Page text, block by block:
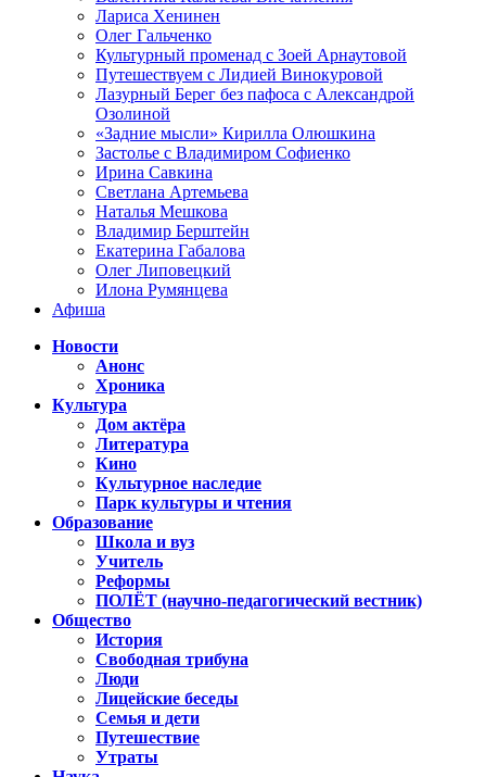
Лариса Хенинен
Олег Гальченко
Культурный променад с Зоей Арнаутовой
Путешествуем с Лидией Винокуровой
Лазурный Берег без пафоса с Александрой
Озолиной
«Задние мысли» Кирилла Олюшкина
Застолье с Владимиром Софиенко
Ирина Савкина
Светлана Артемьева
Наталья Мешкова
Владимир Берштейн
Екатерина Габалова
Олег Липовецкий
Илона Румянцева
Афиша
Новости
Анонс
Хроника
Культура
Дом актёра
Литература
Кино
Культурное наследие
Парк культуры и чтения
Образование
Школа и вуз
Учитель
Реформы
ПОЛЁТ (научно-педагогический вестник)
Общество
История
Свободная трибуна
Люди
Лицейские беседы
Семья и дети
Путешествие
Утраты